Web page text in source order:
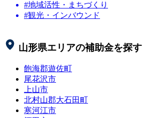
#地域活性・まちづくり
#観光・インバウンド
山形県エリアの補助金を探す
飽海郡遊佐町
尾花沢市
上山市
北村山郡大石田町
寒河江市